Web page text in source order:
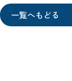
一覧へもどる